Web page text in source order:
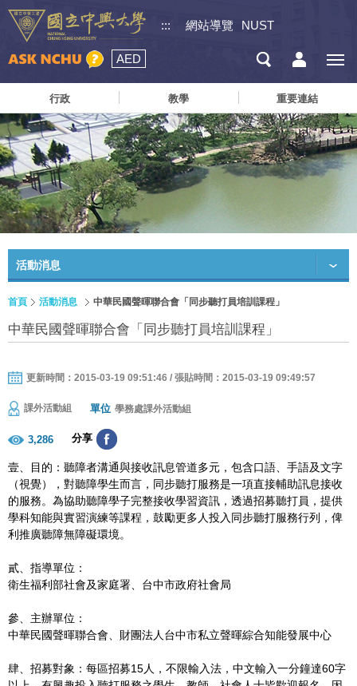
::: 網站導覽 NUST
AED
行政 教學 重要連結
活動消息
首頁 活動消息 中華民國聲暉聯合會「同步聽打員培訓課程」
中華民國聲暉聯合會「同步聽打員培訓課程」
更新時間：2015-03-19 09:51:46 / 張貼時間：2015-03-19 09:49:57
課外活動組 單位 學務處課外活動組
3,286 分享
壹、目的：聽障者溝通與接收訊息管道多元，包含口語、手語及文字
（視覺），對聽障學生而言，同步聽打服務是一項直接輔助訊息接收
的服務。為協助聽障學子完整接收學習資訊，透過招募聽打員，提供
學科知能與實習演練等課程，鼓勵更多人投入同步聽打服務行列，俾
利推廣聽障無障礙環境。
貳、指導單位：
衛生福利部社會及家庭署、台中市政府社會局
參、主辦單位：
中華民國聲暉聯合會、財團法人台中市私立聲暉綜合知能發展中心
肆、招募對象：每區招募15人，不限輸入法，中文輸入一分鐘達60字